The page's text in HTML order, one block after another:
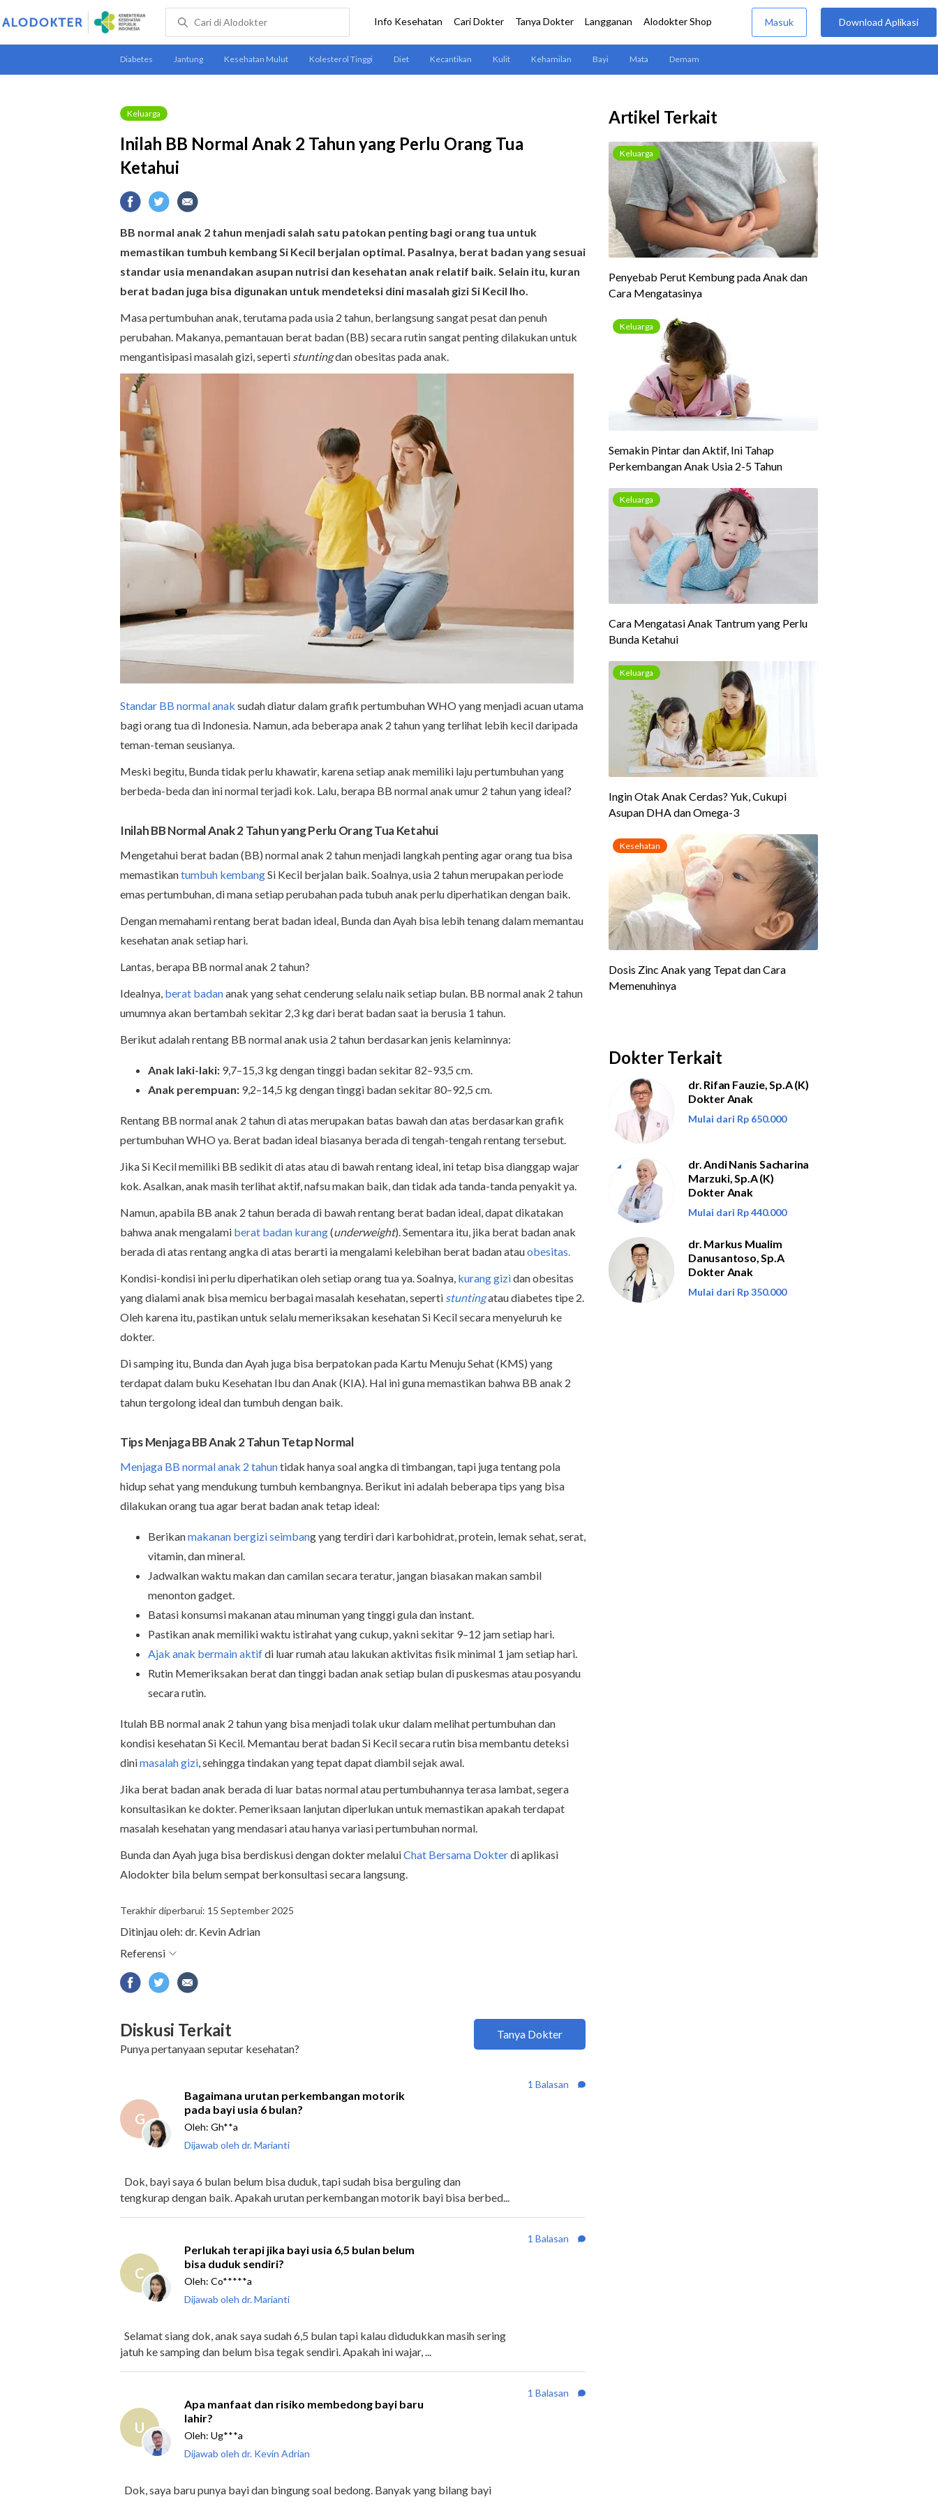
Keluarga
Inilah BB Normal Anak 2 Tahun yang Perlu Orang Tua
Ketahui
BB normal anak 2 tahun menjadi salah satu patokan penting bagi orang tua untuk
memastikan tumbuh kembang Si Kecil berjalan optimal. Pasalnya, berat badan yang sesuai
standar usia menandakan asupan nutrisi dan kesehatan anak relatif baik. Selain itu, kuran
berat badan juga bisa digunakan untuk mendeteksi dini masalah gizi Si Kecil lho.
Masa pertumbuhan anak, terutama pada usia 2 tahun, berlangsung sangat pesat dan penuh
perubahan. Makanya, pemantauan berat badan (BB) secara rutin sangat penting dilakukan untuk
mengantisipasi masalah gizi, seperti stuntingdan obesitas pada anak.
Standar BB normal anak sudah diatur dalam grafik pertumbuhan WHO yang menjadi acuan utama
bagi orang tua di Indonesia. Namun, ada beberapa anak 2 tahun yang terlihat lebih kecil daripada
teman-teman seusianya.
Meski begitu, Bunda tidak perlu khawatir, karena setiap anak memiliki laju pertumbuhan yang
berbeda-beda dan ini normal terjadi kok. Lalu, berapa BB normal anak umur 2 tahun yang ideal?
Inilah BB Normal Anak 2 Tahun yang Perlu Orang Tua Ketahui
Mengetahui berat badan (BB) normal anak 2 tahun menjadi langkah pentingagar orang tua bisa
memastikantumbuh kembangSi Kecil berjalan baik. Soalnya,usia 2 tahun merupakan periode
emas pertumbuhan, di mana setiap perubahan pada tubuh anak perlu diperhatikan dengan baik.
Dengan memahami rentang berat badan ideal, Bunda dan Ayah bisa lebih tenang dalam memantau
kesehatan anak setiap hari.
Lantas, berapa BB normal anak 2 tahun?
Idealnya, berat badananak yang sehat cenderung selalu naik setiap bulan. BB normal anak 2 tahun
umumnya akan bertambah sekitar 2,3 kg dari berat badan saat ia berusia 1 tahun.
Berikut adalah rentang BB normal anak usia 2 tahun berdasarkan jenis kelaminnya:
Anak laki-laki: 9,7–15,3 kg dengan tinggi badan sekitar 82–93,5 cm.
Anak perempuan: 9,2–14,5 kg dengan tinggi badan sekitar 80–92,5 cm.
Rentang BB normal anak 2 tahun di atas merupakan batas bawah dan atas berdasarkan grafik
pertumbuhan WHO ya. Berat badan ideal biasanya berada di tengah-tengah rentang tersebut.
Jika Si Kecil memiliki BB sedikit di atas atau di bawah rentang ideal, ini tetap bisa dianggap wajar
kok. Asalkan, anak masih terlihat aktif, nafsu makan baik, dan tidak ada tanda-tanda penyakit ya.
Namun, apabila BB anak 2 tahun berada di bawah rentang berat badan ideal, dapat dikatakan
bahwa anak mengalami berat badan kurang(underweight). Sementara itu, jika berat badan anak
berada di atas rentang angka di atas berarti ia mengalami kelebihan berat badan atauobesitas.
Kondisi-kondisi ini perlu diperhatikan oleh setiap orang tua ya. Soalnya, kurang gizidan obesitas
yang dialami anak bisa memicu berbagai masalah kesehatan, seperti stuntingatau diabetes tipe 2.
Oleh karena itu, pastikan untuk selalu memeriksakan kesehatan Si Kecil secara menyeluruh ke
dokter.
Di samping itu, Bunda dan Ayah juga bisa berpatokan pada Kartu Menuju Sehat (KMS) yang
terdapat dalam buku Kesehatan Ibu dan Anak (KIA). Hal ini guna memastikan bahwa BB anak 2
tahun tergolong ideal dan tumbuh dengan baik.
Tips Menjaga BB Anak 2 Tahun Tetap Normal
Menjaga BB normal anak 2 tahuntidak hanya soal angka di timbangan, tapi juga tentang pola
hidup sehat yang mendukung tumbuh kembangnya. Berikut ini adalah beberapa tips yang bisa
dilakukan orang tua agar berat badan anak tetap ideal:
Berikanmakanan bergizi seimbang yang terdiri dari karbohidrat, protein, lemak sehat, serat,
vitamin, dan mineral.
Jadwalkan waktu makan dan camilan secara teratur, jangan biasakan makan sambil
menonton gadget.
Batasi konsumsi makanan atau minuman yang tinggi gula dan instant.
Pastikan anak memiliki waktu istirahat yang cukup, yakni sekitar 9–12 jam setiap hari.
Ajak anak bermain aktifdi luar rumah atau lakukan aktivitas fisik minimal 1 jam setiap hari.
Rutin Memeriksakan berat dan tinggi badan anak setiap bulan di puskesmas atau posyandu
secara rutin.
Itulah BB normal anak 2 tahun yang bisa menjadi tolak ukur dalam melihat pertumbuhan dan
kondisi kesehatan Si Kecil. Memantau berat badan Si Kecil secara rutin bisa membantu deteksi
dinimasalah gizi, sehingga tindakan yang tepat dapat diambil sejak awal.
Jika berat badan anak berada di luar batas normal atau pertumbuhannya terasa lambat, segera
konsultasikan ke dokter. Pemeriksaan lanjutan diperlukan untuk memastikan apakah terdapat
masalah kesehatan yang mendasari atau hanya variasi pertumbuhan normal.
Bunda dan Ayah juga bisa berdiskusi dengan dokter melaluiChat Bersama Dokterdi aplikasi
Alodokter bila belum sempat berkonsultasi secara langsung.
Terakhir diperbarui: 15 September 2025
Artikel Terkait
Dokter Terkait